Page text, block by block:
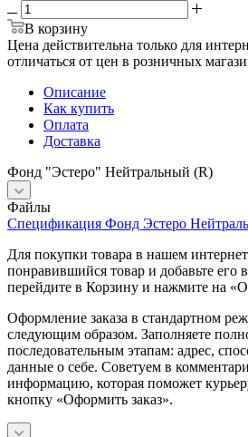
В корзину
Цена действительна только для
отличаться от цен в розничных
Описание
Как купить
Оплата
Доставка
Фонд "Эстеро" Нейтральный (R)
Файлы
Спецификация Фонд Эстеро
Для покупки товара в нашем
понравившийся товар и добавьте его
перейдите в Корзину и нажмите на
Оформление заказа в стандартном
следующим образом. Заполняете
последовательным этапам: адрес,
данные о себе. Советуем в
информацию, которая поможет
кнопку «Оформить заказ».